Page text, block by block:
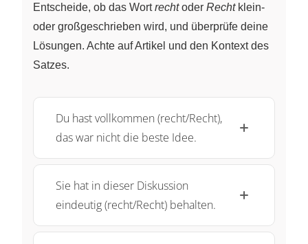
Entscheide, ob das Wortrechtoder Rechtklein-
oder großgeschrieben wird, und überprüfe deine
Lösungen. Achte auf Artikel und den Kontext des
Satzes.
Du hast vollkommen (recht/Recht),
das war nicht die beste Idee.
Sie hat in dieser Diskussion
eindeutig (recht/Recht) behalten.